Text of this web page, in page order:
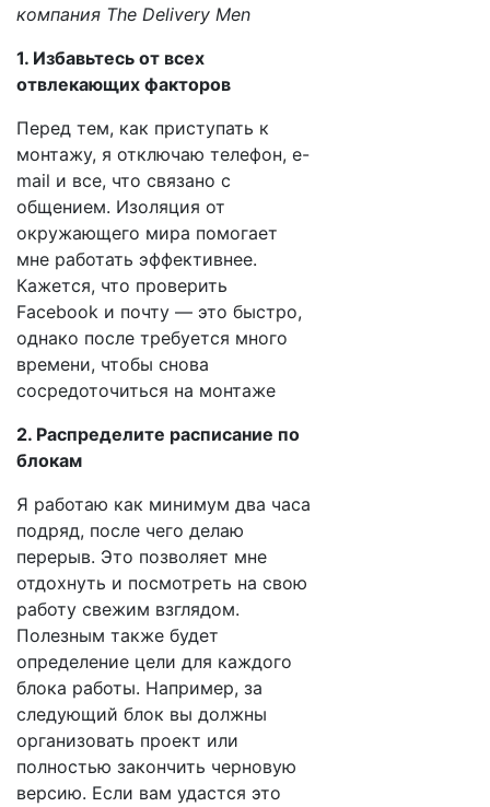
компания The Delivery Men
1. Избавьтесь от всех
отвлекающих факторов
Перед тем, как приступать к
монтажу, я отключаю телефон, e-
mail и все, что связано с
общением. Изоляция от
окружающего мира помогает
мне работать эффективнее.
Кажется, что проверить
Facebook и почту — это быстро,
однако после требуется много
времени, чтобы снова
сосредоточиться на монтаже
2. Распределите расписание по
блокам
Я работаю как минимум два часа
подряд, после чего делаю
перерыв. Это позволяет мне
отдохнуть и посмотреть на свою
работу свежим взглядом.
Полезным также будет
определение цели для каждого
блока работы. Например, за
следующий блок вы должны
организовать проект или
полностью закончить черновую
версию. Если вам удастся это